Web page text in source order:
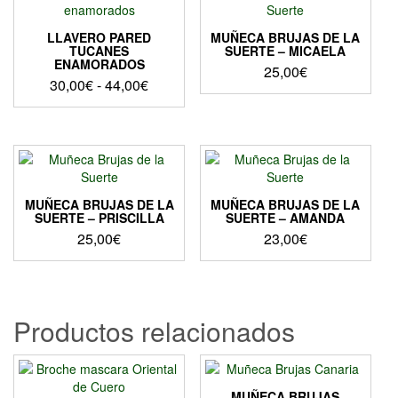
LLAVERO PARED
TUCANES
ENAMORADOS
30,00€-44,00€Rango
de
desde
30,00€
44,00€
Este
tiene
múltiples
variantes.
Las
opciones
se
página
de
producto
MUÑECA BRUJAS DE LA
SUERTE – MICAELA
25,00€
MUÑECA BRUJAS DE LA
SUERTE – PRISCILLA
25,00€
MUÑECA BRUJAS DE LA
SUERTE – AMANDA
23,00€
Productos relacionados